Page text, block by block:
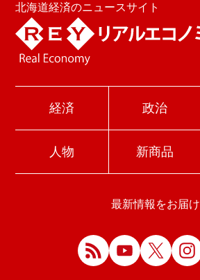
北海道経済のニュースサイト
経済 政治
人物 新商品
最新情報をお届け